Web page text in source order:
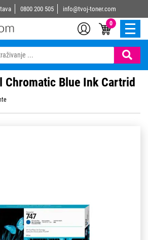
0800 200 505 info@tvoj-toner.com
0
Chromatic Blue Ink Cartrid